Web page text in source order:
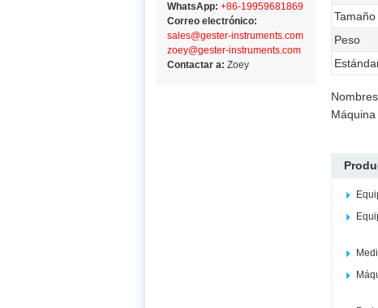
WhatsApp: +86-19959681869
Correo electrónico:
sales@gester-instruments.com
zoey@gester-instruments.com
Contactar a: Zoey
Peso